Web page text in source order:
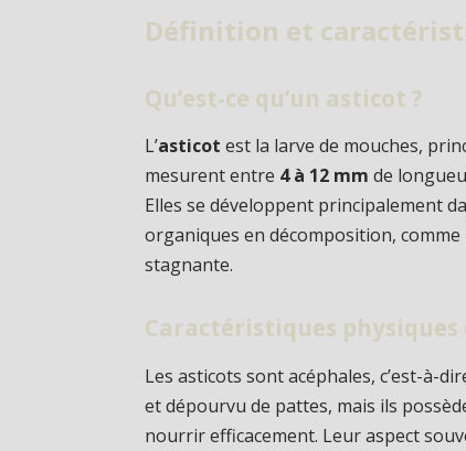
Définition et
Qu’est-ce qu’un asticot ?
L’asticot est la larve de mouches,
mesurent entre 4 à 12 mm de
Elles se développent principalement
organiques en décomposition, comme
stagnante.
Caractéristiques physiques
Les asticots sont acéphales, c’est-à-
et dépourvu de pattes, mais ils
nourrir efficacement. Leur aspect